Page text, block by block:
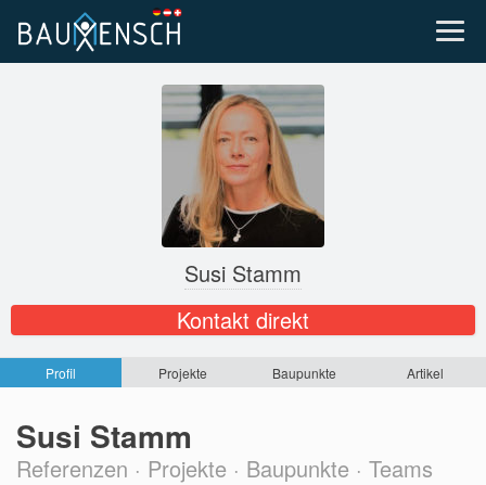
Susi Stamm
Kontakt direkt
Profil Projekte Baupunkte Artikel
Susi Stamm
Referenzen · Projekte · Baupunkte · Teams